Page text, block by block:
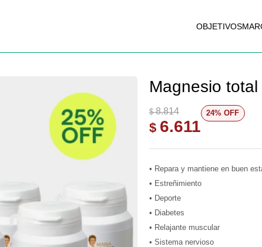
OBJETIVOS
Magnesio
$ 6.611
$ 8.814 24
• Repara y mantiene en buen
• Estreñimiento
• Deporte
• Diabetes
• Relajante muscular
• Sistema nervioso